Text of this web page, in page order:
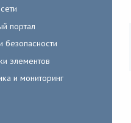
портал
безопасности
элементов
и мониторинг